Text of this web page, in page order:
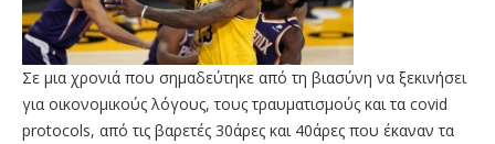
Σε μια χρονιά που σημαδεύτηκε από τη βιασύνη να ξεκινήσει
για οικονομικούς λόγους, τους τραυματισμούς και τα covid
protocols, από τις βαρετές 30άρες και 40άρες που έκαναν τα